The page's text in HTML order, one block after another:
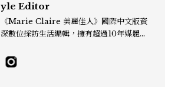
yle Editor
《Marie Claire 美麗佳人》國際中文版資
深數位採訪生活編輯，擁有超過10年媒體與
飯店、奢華旅宿、旅遊景點、航空等領域，
另涉獵3C家電、居家生活範疇，具備實測